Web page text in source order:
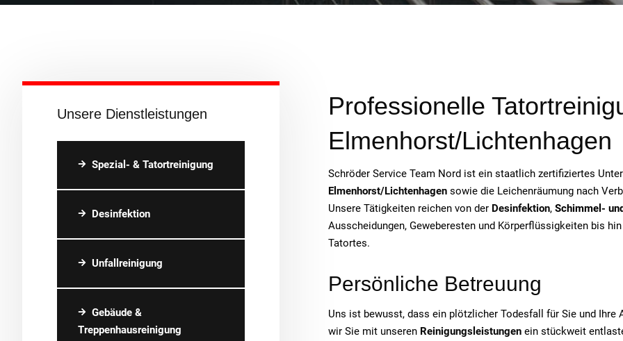
Unsere Dienstleistungen
Spezial- & Tatortreinigung
Desinfektion
Unfallreinigung
Gebäude &
Treppenhausreinigung
Professionelle
Elmenhorst/Lichtenhagen
Schröder Service Team Nord ist ein staatlich zertifiziertes
Elmenhorst/Lichtenhagen sowie die Leichenräumung nach
Unsere Tätigkeiten reichen von der Desinfektion, Schimmel-
Ausscheidungen, Geweberesten und Körperflüssigkeiten bis
Tatortes.
Persönliche Betreuung
Uns ist bewusst, dass ein plötzlicher Todesfall für Sie und
wir Sie mit unseren Reinigungsleistungen ein stückweit